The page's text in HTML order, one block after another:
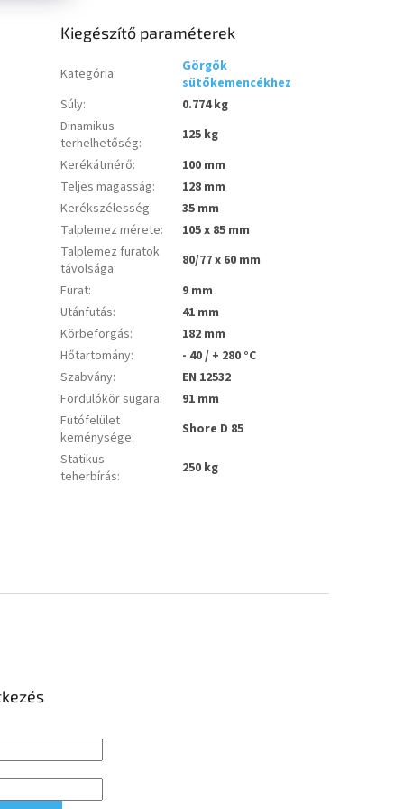
Kiegészítő paraméterek
Kategória:
Görgők
sütőkemencékhez
Súly:
0.774 kg
Dinamikus
terhelhetőség:
125 kg
Kerékátmérő:
100 mm
Teljes magasság:
128 mm
Kerékszélesség:
35 mm
Talplemez mérete:
105 x 85 mm
Talplemez furatok
távolsága:
80/77 x 60 mm
Furat:
9 mm
Utánfutás:
41 mm
Körbeforgás:
182 mm
Hőtartomány:
- 40 / + 280 °C
Szabvány:
EN 12532
Fordulókör sugara:
91 mm
Futófelület
keménysége:
Shore D 85
Statikus
teherbírás: 250 kg